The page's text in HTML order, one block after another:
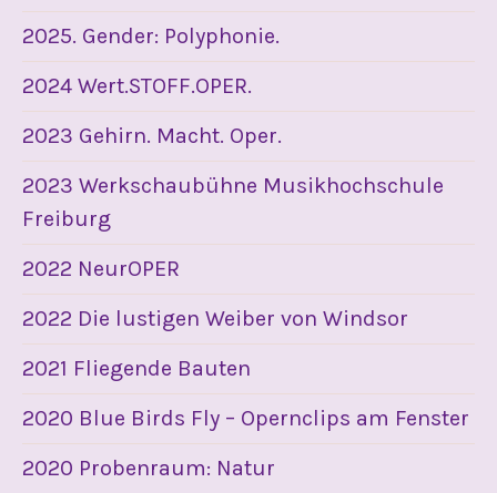
2025. Gender: Polyphonie.
2024 Wert.STOFF.OPER.
2023 Gehirn. Macht. Oper.
2023 Werkschaubühne Musikhochschule
Freiburg
2022 NeurOPER
2022 Die lustigen Weiber von Windsor
2021 Fliegende Bauten
2020 Blue Birds Fly – Opernclips am Fenster
2020 Probenraum: Natur